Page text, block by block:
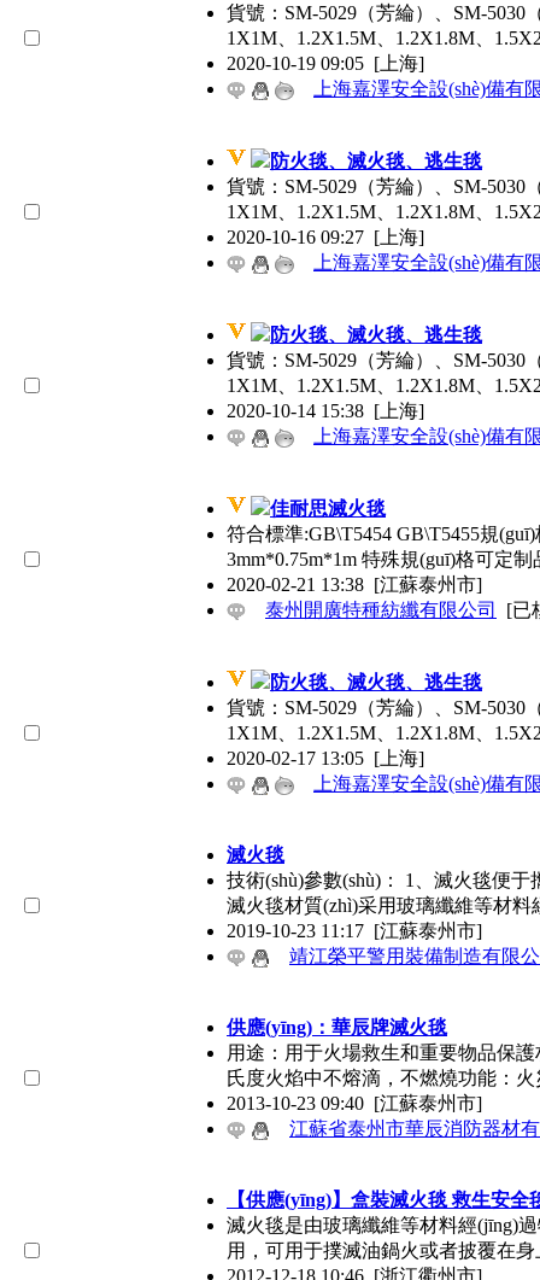
貨號：SM-5029（芳綸）、SM-
1X1M、1.2X1.5M、1.2X1.8M、
2020-10-19 09:05 [上海]
上海嘉澤安全設(shè)備有
防火毯、滅火毯、逃生毯
貨號：SM-5029（芳綸）、SM-
1X1M、1.2X1.5M、1.2X1.8M、
2020-10-16 09:27 [上海]
上海嘉澤安全設(shè)備有
防火毯、滅火毯、逃生毯
貨號：SM-5029（芳綸）、SM-
1X1M、1.2X1.5M、1.2X1.8M、
2020-10-14 15:38 [上海]
上海嘉澤安全設(shè)備有
佳耐思滅火毯
符合標準:GB\T5454 GB\T5455規
3mm*0.75m*1m 特殊規(guī)格可定
2020-02-21 13:38 [江蘇泰州市]
泰州開廣特種紡纖有限公司
[已
防火毯、滅火毯、逃生毯
貨號：SM-5029（芳綸）、SM-
1X1M、1.2X1.5M、1.2X1.8M、
2020-02-17 13:05 [上海]
上海嘉澤安全設(shè)備有
滅火毯
技術(shù)參數(shù)： 1、滅火毯便
滅火毯材質(zhì)采用玻璃纖維等材
2019-10-23 11:17 [江蘇泰州市]
靖江榮平警用裝備制造有限
供應(yīng)：華辰牌滅火毯
用途：用于火場救生和重要物品保
氏度火焰中不熔滴，不燃燒功能：火
2013-10-23 09:40 [江蘇泰州市]
江蘇省泰州市華辰消防器材
【供應(yīng)】盒裝滅火毯 救生安全
滅火毯是由玻璃纖維等材料經(jīng)
用，可用于撲滅油鍋火或者披覆在
2012-12-18 10:46 [浙江衢州市]